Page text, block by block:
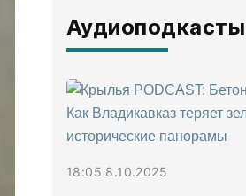
Аудиоподкасты
18:05 8.10.2025